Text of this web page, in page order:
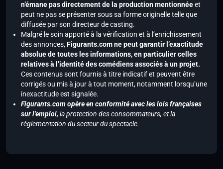
n’émane pas directement de la production mentionnéeet
peut ne pas se présenter sous sa forme originelle telle que
diffusée par son directeur de casting.
Malgré le soin apporté à la vérification et à l’enrichissement
des annonces,Figurants.com ne peut garantir l’exactitude
absolue de toutes les informations, en particulier celles
relatives à l’identité des comédiens associés à un projet.
Ces contenus sont fournis à titre indicatif et peuvent être
corrigés ou mis à jour à tout moment, notamment lorsqu’une
inexactitude est signalée.
Figurants.com opère en conformité avec les lois françaises
sur l’emploi, la protection des consommateurs, et la
réglementation du secteur du spectacle.